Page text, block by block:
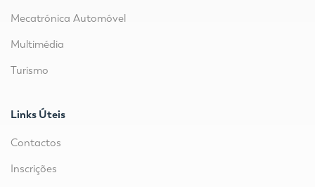
Mecatrónica Automóvel
Multimédia
Turismo
Links Úteis
Contactos
Inscrições